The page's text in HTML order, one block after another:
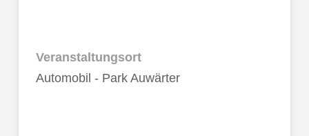
Veranstaltungsort
Automobil - Park Auwärter